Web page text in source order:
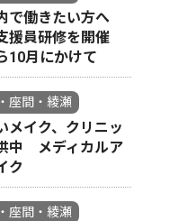
で働きたい方へ
援員研修を開催
10月にかけて
座間・綾瀬
メイク、クリニッ
中 メディカルア
ク
座間・綾瀬